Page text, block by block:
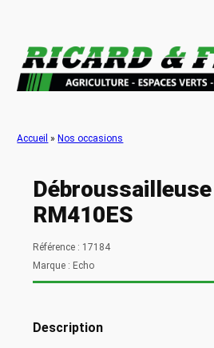
contenu
Accueil » Nos occasions
RM410ES
Référence : 17184
Marque : Echo
Description